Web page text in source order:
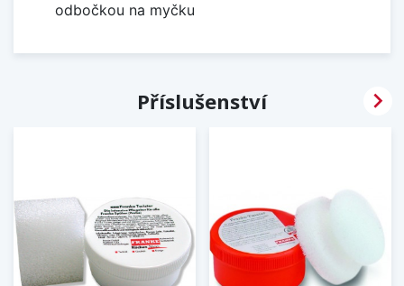
odbočkou na myčku
Příslušenství 